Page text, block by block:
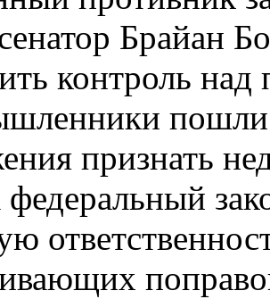
Брайан
контроль
признать